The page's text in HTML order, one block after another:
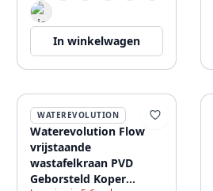
In winkelwagen
WATEREVOLUTION
Waterevolution Flow
vrijstaande
wastafelkraan PVD
Geborsteld Koper